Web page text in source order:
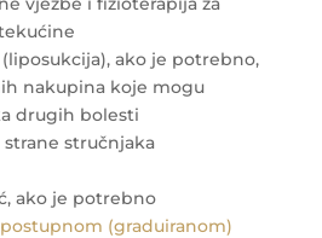
ako je potrebno,
nakupina koje mogu
drugih bolesti
stručnjaka
ako je potrebno
(graduiranom)